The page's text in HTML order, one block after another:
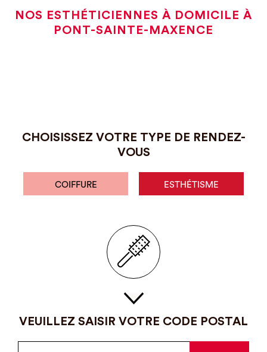
NOS ESTHÉTICIENNES À DOMICILE À
PONT-SAINTE-MAXENCE
CHOISISSEZ VOTRE TYPE DE RENDEZ-
VOUS
COIFFURE ESTHÉTISME
VEUILLEZ SAISIR VOTRE CODE POSTAL